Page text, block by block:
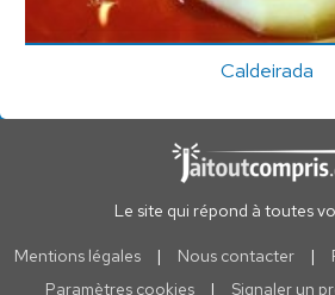
Caldeirada
Le site qui répond à toutes
Mentions légales | Nous contacter |
Paramètres cookies
| Signaler un